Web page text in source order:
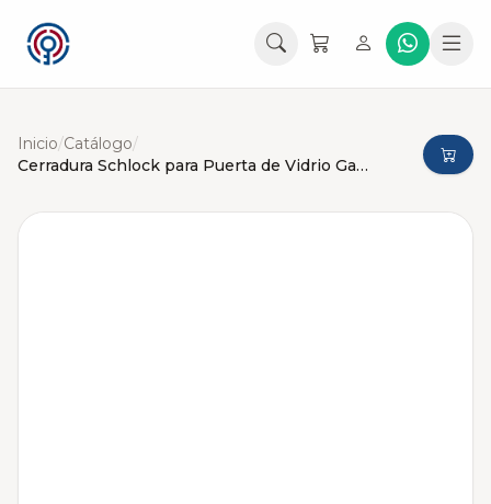
Inicio/Catálogo/
Cerradura Schlock para Puerta de Vidrio Gancho